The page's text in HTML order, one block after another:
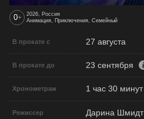
0+
2026, Россия
Анимация, Приключения, Семейный
В прокате с 27 августа
В прокате до 23 сентября
Хронометраж 1 час 30 минут
Режиссер Дарина Шмидт